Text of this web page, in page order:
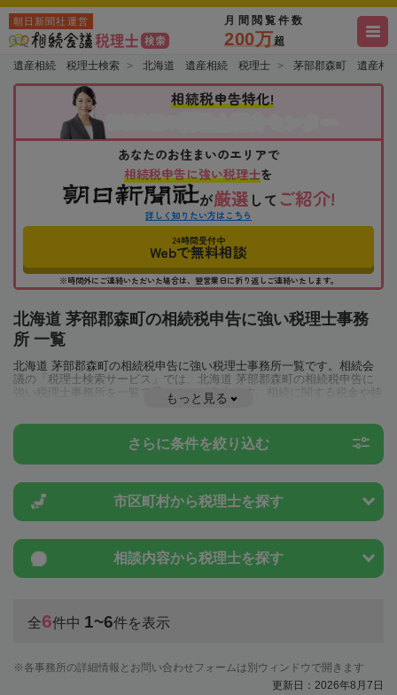
朝日新聞社運営 月間閲覧件数
200万超
遺産相続 税理士検索 北海道 遺産相続 税理士 茅部郡森町 遺産相
相続税申告特化!
あなたのお住まいのエリアで
相続税申告に強い税理士を
が厳選 して ご紹介!
詳しく知りたい方はこちら
24時間受付中
Webで無料相談
※時間外にご連絡いただいた場合は、翌営業日に折り返しご連絡いたします。
北海道 茅部郡森町の相続税申告に強い税理士事務
所 一覧
北海道 茅部郡森町の相続税申告に強い税理士事務所一覧です。相続会
議の「税理士検索サービス」では、北海道 茅部郡森町の相続税申告に
強い税理士事務所を一覧で見ることが出来ます。相続に関する税金や特
例制度のことは一度近隣の税理士に相談してみましょう。
もっと見る
さらに条件を絞り込む
市区町村から税理士を探す
相談内容から税理士を探す
全6件中 1~6件を表示
各事務所の詳細情報とお問い合わせフォームは別ウィンドウで開きます
更新日：2026年8月7日